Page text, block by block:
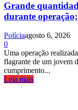
Grande
durante
Políciaagosto 6, 2026
0
Uma operação
flagrante de um jovem
cumprimento...
Leia mais